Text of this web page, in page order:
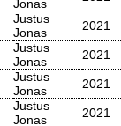
Jonas
Justus
Jonas
2021
Justus
Jonas
2021
Justus
Jonas
2021
Justus
Jonas
2021